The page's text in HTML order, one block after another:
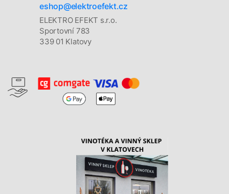
eshop@elektroefekt.cz
ELEKTRO EFEKT s.r.o.
Sportovní 783
339 01 Klatovy